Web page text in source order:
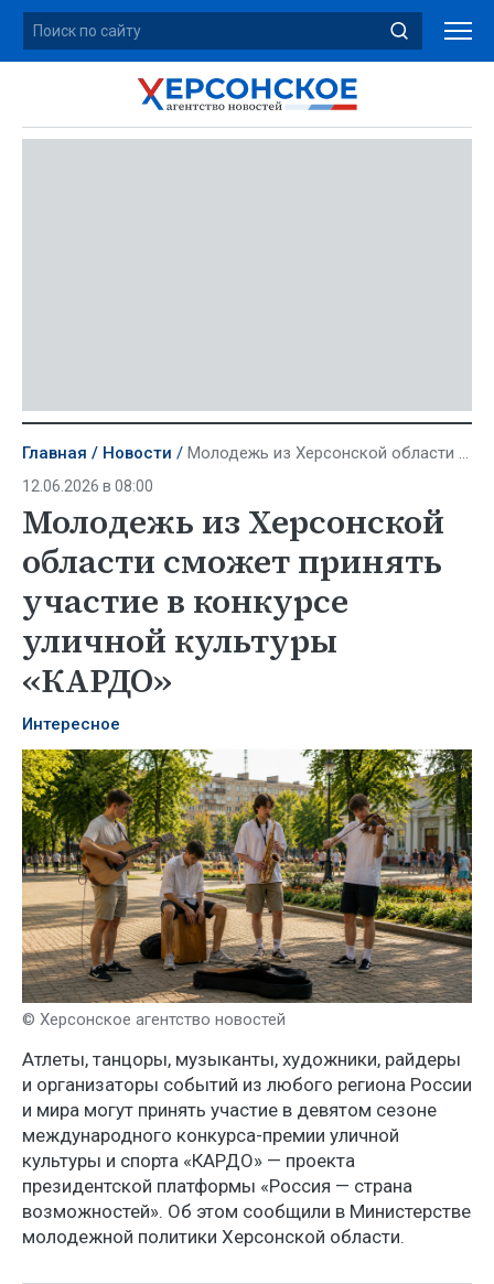
Главная Новости Молодежь из Херсонской области сможет принять участие в конкурсе уличной культуры «КАРДО»
12.06.2026 в 08:00
Молодежь из Херсонской
области сможет принять
участие в конкурсе
уличной культуры
«КАРДО»
Интересное
© Херсонское агентство новостей
Атлеты, танцоры, музыканты, художники, райдеры
и организаторы событий из любого региона России
и мира могут принять участие в девятом сезоне
международного конкурса-премии уличной
культуры и спорта «КАРДО» — проекта
президентской платформы «Россия — страна
возможностей». Об этом сообщили в Министерстве
молодежной политики Херсонской области.